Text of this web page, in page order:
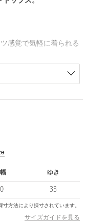
感覚で気軽に着られる
を組み合わせる事で、
ルエットにこだわった
ある定番3色をご用意し
スタイルから、ショー
アイテムと合わせる
ゆき
33
寸方法により採寸されています。
サイズガイドを見る